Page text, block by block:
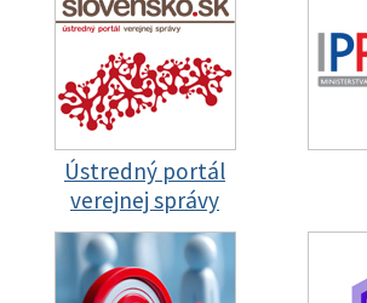
Ústredný portál
verejnej správy